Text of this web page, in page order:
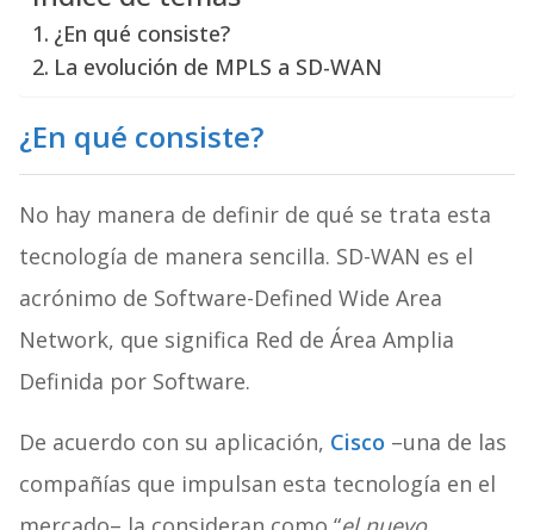
¿En qué consiste?
La evolución de MPLS a SD-WAN
¿En qué consiste?
No hay manera de definir de qué se trata esta
tecnología de manera sencilla. SD-WAN es el
acrónimo de Software-Defined Wide Area
Network, que significa Red de Área Amplia
Definida por Software.
De acuerdo con su aplicación, Cisco –una de las
compañías que impulsan esta tecnología en el